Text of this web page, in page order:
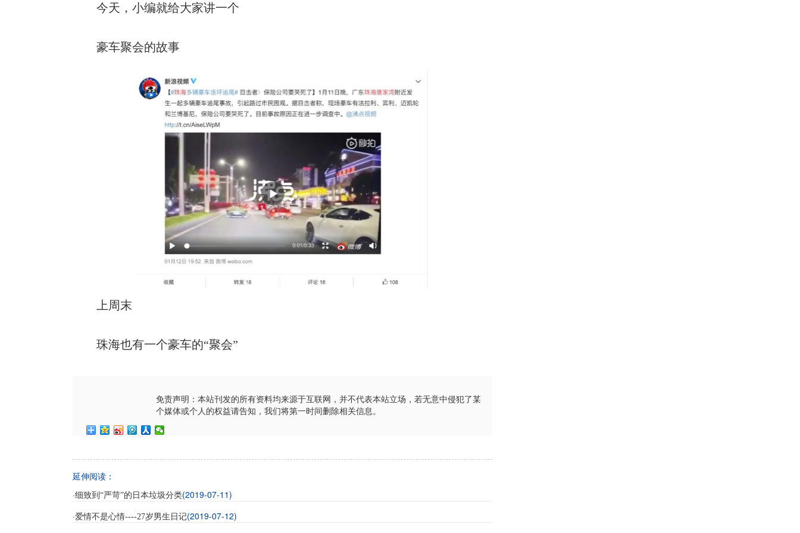
今天，小编就给大家讲一个
豪车聚会的故事
上周末
珠海也有一个豪车的“聚会”
免责声明：本站刊发的所有资料均来源于互联网，并不代表本站立场，若无意中侵犯了某
个媒体或个人的权益请告知，我们将第一时间删除相关信息。
延伸阅读：
·细致到“严苛”的日本垃圾分类(2019-07-11)
·爱情不是心情----27岁男生日记(2019-07-12)